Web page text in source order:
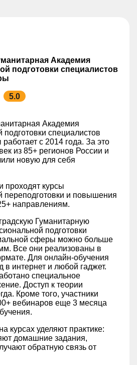
Академия
подготовки специалистов
5.0
Академия
специалистов
с 2014 года. За это
из 85+ регионов России и
новую для себя
проходят курсы
переподготовки и повышения
направлениям.
Гуманитарную
подготовки
сферы можно больше
Все они реализованы в
Для онлайн-обучения
в интернет и любой гаджет.
специальное
Доступ к теории
Кроме того, участники
вебинаров еще 3 месяца
курсах уделяют практике:
домашние задания,
обратную связь от